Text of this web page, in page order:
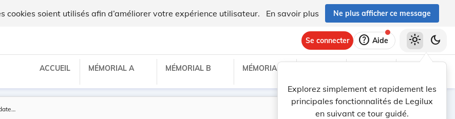
soient utilisés afin d’améliorer votre expérience utilisateur. En savoir plus Ne plus afficher ce message
Se connecter help Aide
Explorez simplement et rapidement les
principales fonctionnalités de Legilux
en suivant ce tour guidé.
light_mode dark_mode
ACCUEIL MÉMORIAL A MÉMORIAL B MÉMORIAL C
Lancer la recherche
Filtres